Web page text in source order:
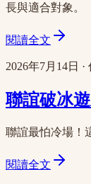
長與適合對象。
閱讀全文
2026年7月14日 ·
聯誼破冰
聯誼最怕冷場！
閱讀全文